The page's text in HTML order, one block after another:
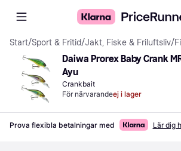
Start/Sport & Fritid/Jakt, Fiske & Friluftsliv/
Daiwa Prorex Baby Crank
Ayu
Crankbait
För närvarandeej i lager
Prova flexibla betalningar med Lär dig